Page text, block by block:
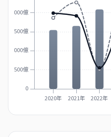
0
500億
1000億
1500億
2000億
2020年 2021年 2022年